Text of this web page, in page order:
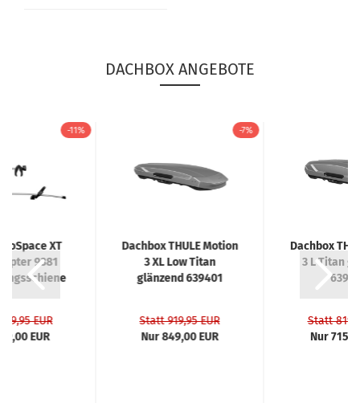
DACHBOX ANGEBOTE
-11%
XT
9381
EUR
EUR
-7%
Dachbox THULE Motion
3 XL Low Titan
glänzend 639401
Statt 919,95 EUR
Nur 849,00 EUR
Dachbox
3 L Titan
Statt
Nur